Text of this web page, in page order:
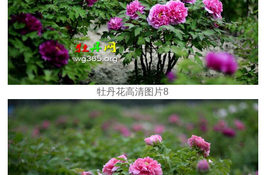
牡丹花高清图片8